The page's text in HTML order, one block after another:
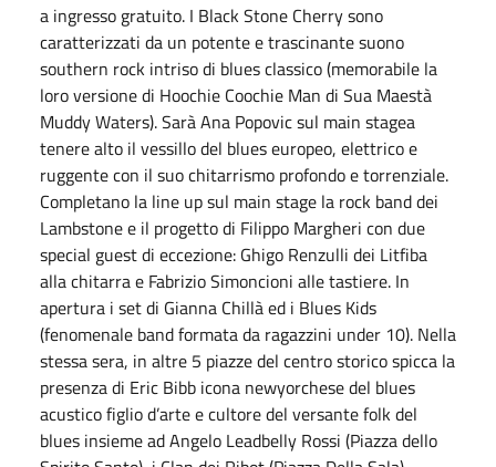
a ingresso gratuito. I Black Stone Cherry sono
caratterizzati da un potente e trascinante suono
southern rock intriso di blues classico (memorabile la
loro versione di Hoochie Coochie Man di Sua Maestà
Muddy Waters). Sarà Ana Popovic sul main stagea
tenere alto il vessillo del blues europeo, elettrico e
ruggente con il suo chitarrismo profondo e torrenziale.
Completano la line up sul main stage la rock band dei
Lambstone e il progetto di Filippo Margheri con due
special guest di eccezione: Ghigo Renzulli dei Litfiba
alla chitarra e Fabrizio Simoncioni alle tastiere. In
apertura i set di Gianna Chillà ed i Blues Kids
(fenomenale band formata da ragazzini under 10). Nella
stessa sera, in altre 5 piazze del centro storico spicca la
presenza di Eric Bibb icona newyorchese del blues
acustico figlio d’arte e cultore del versante folk del
blues insieme ad Angelo Leadbelly Rossi (Piazza dello